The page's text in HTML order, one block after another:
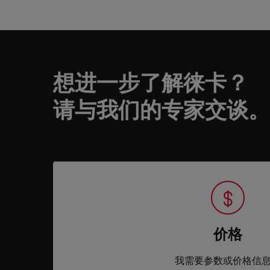
想进一步了解徕卡？
请与我们的专家交谈。
价格
我需要参数或价格信